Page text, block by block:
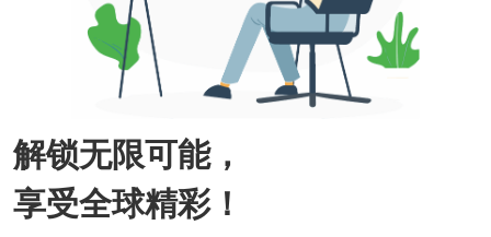
解锁无限可能，
享受全球精彩！